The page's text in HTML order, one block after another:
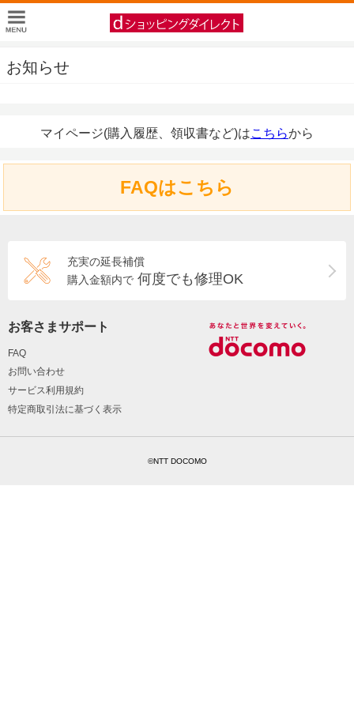
お知らせ
マイページ(購入履歴、領収書など)はこちらから
FAQはこちら
充実の延長補償
購入金額内で 何度でも修理OK
お客さまサポート
FAQ
お問い合わせ
サービス利用規約
特定商取引法に基づく表示
©NTT DOCOMO